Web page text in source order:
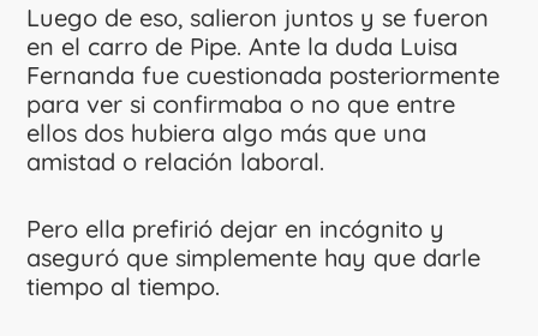
Luego de eso, salieron juntos y se fueron
en el carro de Pipe. Ante la duda Luisa
Fernanda fue cuestionada posteriormente
para ver si confirmaba o no que entre
ellos dos hubiera algo más que una
amistad o relación laboral.
Pero ella prefirió dejar en incógnito y
aseguró que simplemente hay que darle
tiempo al tiempo.